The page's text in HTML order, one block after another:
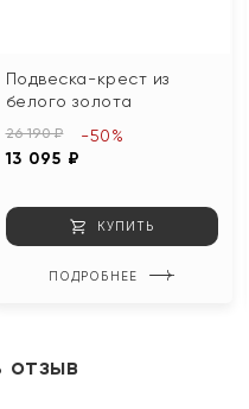
Подвеска-крест из
белого золота
26 190 ₽
13 095 ₽
-50%
КУПИТЬ
ПОДРОБНЕЕ
отзыв